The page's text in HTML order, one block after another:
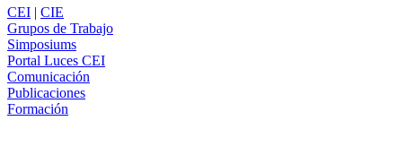
CEI | CIE
Grupos de Trabajo
Simposiums
Portal Luces CEI
Comunicación
Publicaciones
Formación